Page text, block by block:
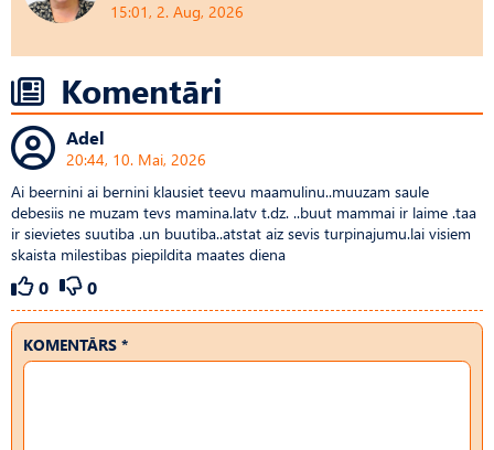
15:01, 2. Aug, 2026
Komentāri
Adel
20:44, 10. Mai, 2026
Ai beernini ai bernini klausiet teevu maamulinu..muuzam saule
debesiis ne muzam tevs mamina.latv t.dz. ..buut mammai ir laime .taa
ir sievietes suutiba .un buutiba..atstat aiz sevis turpinajumu.lai visiem
skaista milestibas piepildita maates diena
0 0
KOMENTĀRS *